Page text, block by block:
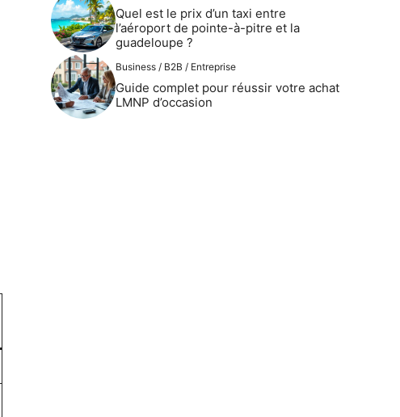
Quel est le prix d’un taxi entre
l’aéroport de pointe-à-pitre et la
guadeloupe ?
Business / B2B / Entreprise
Guide complet pour réussir votre achat
LMNP d’occasion